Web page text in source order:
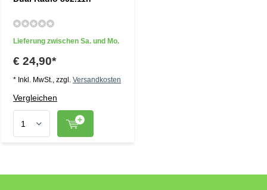
Lieferung zwischen Sa. und Mo.
€ 24,90*
* Inkl. MwSt., zzgl. Versandkosten
Vergleichen